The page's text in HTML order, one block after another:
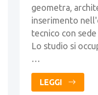
geometra,
inserimento
tecnico con
Lo studio si
…
LEGGI